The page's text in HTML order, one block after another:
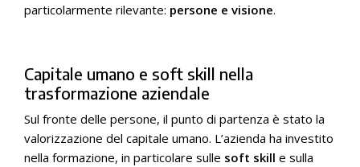
particolarmente rilevante: persone e visione.
Capitale umano e soft skill nella
trasformazione aziendale
Sul fronte delle persone, il punto di partenza è stato la
valorizzazione del capitale umano. L’azienda ha investito
nella formazione, in particolare sulle soft skill e sulla